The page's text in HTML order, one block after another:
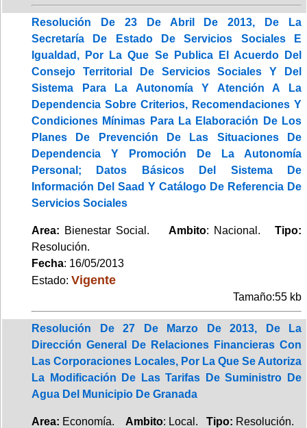
Resolución De 23 De Abril De 2013, De La
Secretaría De Estado De Servicios Sociales E
Igualdad, Por La Que Se Publica El Acuerdo Del
Consejo Territorial De Servicios Sociales Y Del
Sistema Para La Autonomía Y Atención A La
Dependencia Sobre Criterios, Recomendaciones Y
Condiciones Mínimas Para La Elaboración De Los
Planes De Prevención De Las Situaciones De
Dependencia Y Promoción De La Autonomía
Personal; Datos Básicos Del Sistema De
Información Del Saad Y Catálogo De Referencia De
Servicios Sociales
Area: Bienestar Social. Ambito: Nacional. Tipo:
Resolución.
Fecha: 16/05/2013
Estado: Vigente
Tamaño:55 kb
Resolución De 27 De Marzo De 2013, De La
Dirección General De Relaciones Financieras Con
Las Corporaciones Locales, Por La Que Se Autoriza
La Modificación De Las Tarifas De Suministro De
Agua Del Municipio De Granada
Area: Economía. Ambito: Local. Tipo: Resolución.